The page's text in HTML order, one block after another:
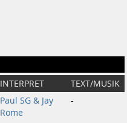
INTERPRET
TEXT/MUSIK
Paul SG & Jay
Rome
-